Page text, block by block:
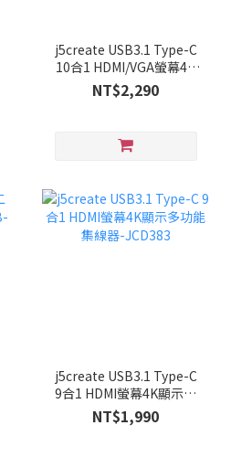
j5create USB3.1 Type-C
10合1 HDMI/VGA螢幕4K
顯示多功能集線器-
JCD384
NT$2,290
j5create USB3.1 Type-C
9合1 HDMI螢幕4K顯示多
功能集線器-JCD383
NT$1,990